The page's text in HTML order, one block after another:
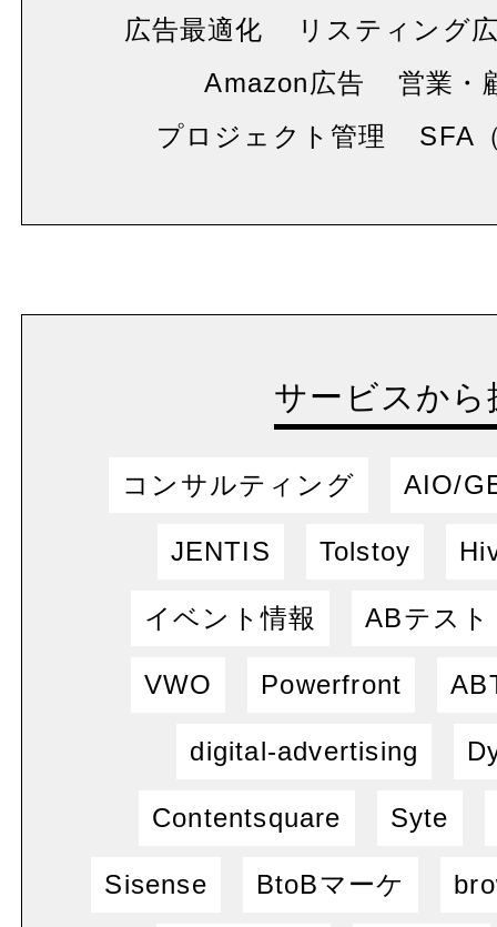
広告最適化
リスティング
Amazon広告
営業・
プロジェクト管理
SFA
サービスから
コンサルティング AIO/
JENTIS Tolstoy
イベント情報 ABテスト
VWO Powerfront
digital-advertising
Contentsquare Syte
Sisense BtoBマーケ